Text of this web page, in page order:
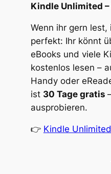
Kindle Unlimited
Wenn ihr gern
perfekt: Ihr könnt
eBooks und viele
kostenlos lesen –
Handy oder
ist 30 Tage gratis
ausprobieren.
👉 Kindle Unlimited